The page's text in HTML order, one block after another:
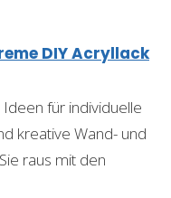
DIY Acryllack
für individuelle
kreative Wand- und
raus mit den